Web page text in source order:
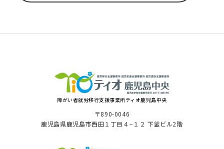
障がい者就労移⾏⽀援事業所ティオ⿅児島中央
〒890-0046
⿅児島県⿅児島市⻄⽥１丁⽬４−１２ 下釜ビル2階